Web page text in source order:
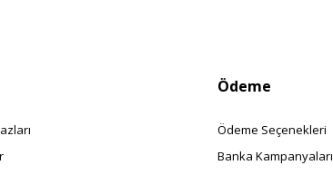
Ödeme
Ödeme Seçenekleri
Banka Kampanyaları